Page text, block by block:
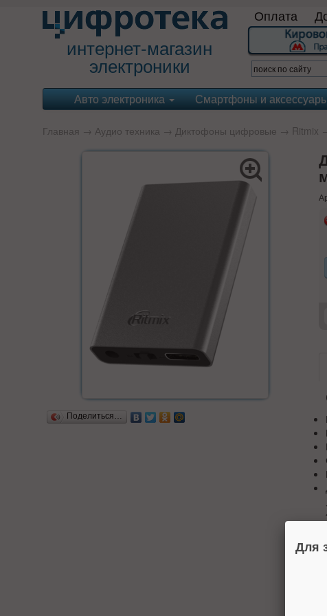
интернет-магазин
электроники
Оплата
Авто электроника Смартфоны и
Главная → Аудио техника → Диктофоны цифровые → Ritmix
Поделиться…
Для